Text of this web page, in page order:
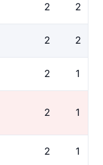
2 2
2 2
2 1
2 1
2 1